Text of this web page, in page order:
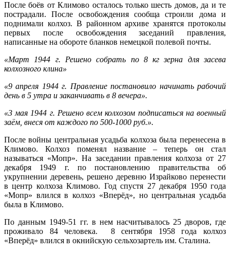
После боёв от Климово осталось только шесть домов, да и те
пострадали. После освобождения сообща строили дома и
поднимали колхоз. В районном архиве хранятся протоколы
первых после освобождения заседаний правления,
написанные на обороте бланков немецкой полевой почты.
«Март 1944 г. Решено собрать по 8 кг зерна для засева
колхозного клина»
«9 апреля 1944 г. Правление постановило начинать рабочий
день в 5 утра и заканчивать в 8 вечера».
«3 мая 1944 г. Решено всем колхозом подписаться на военный
заём, внеся от каждого по 500-1000 руб.».
После войны центральная усадьба колхоза была перенесена в
Климово. Колхоз поменял название – теперь он стал
называться «Мопр». На заседании правления колхоза от 27
декабря 1949 г. по постановлению правительства об
укрупнении деревень, решено деревню Израйково перенести
в центр колхоза Климово. Год спустя 27 декабря 1950 года
«Мопр» влился в колхоз «Вперёд», но центральная усадьба
была в Климово.
По данным 1949-51 гг. в нем насчитывалось 25 дворов, где
проживало 84 человека. 8 сентября 1958 года колхоз
«Вперёд» влился в окнийскую сельхозартель им. Сталина.